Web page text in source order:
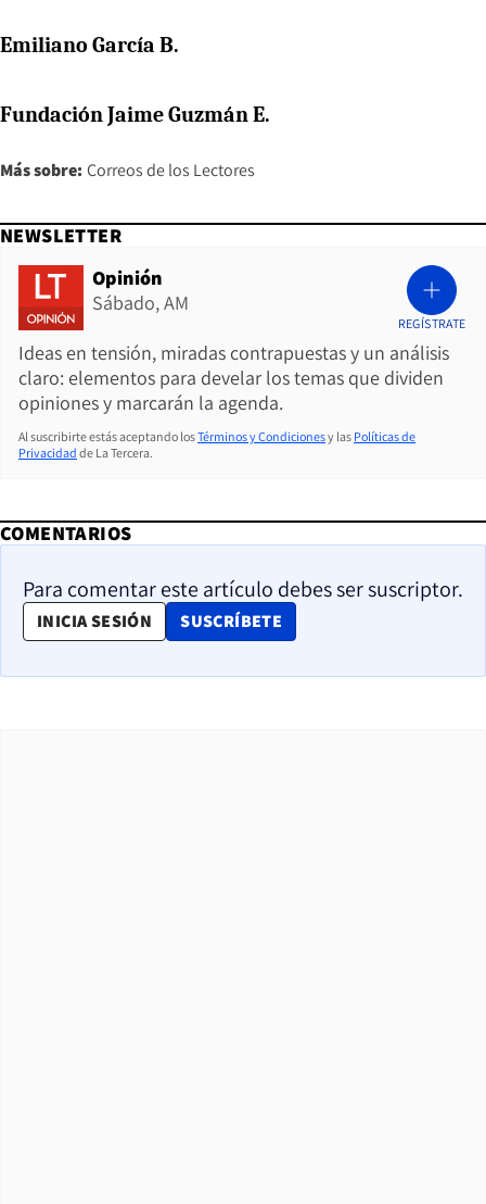
Emiliano García B.
Fundación Jaime Guzmán E.
Más sobre: Correos de los Lectores
NEWSLETTER
Opinión
Sábado, AM
Ideas en tensión, miradas contrapuestas y un análisis
claro: elementos para develar los temas que dividen
opiniones y marcarán la agenda.
REGÍSTRATE
Al suscribirte estás aceptando losTérminos y Condicionesy las Políticas de
Privacidad de La Tercera.
COMENTARIOS
Para comentar este artículo debes ser suscriptor.
INICIA SESIÓN SUSCRÍBETE
OPENS IN NEW WINDOW